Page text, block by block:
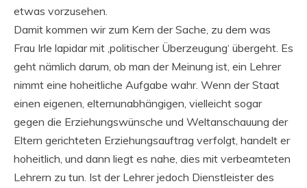
etwas vorzusehen.
Damit kommen wir zum Kern der Sache, zu dem was
Frau Irle lapidar mit ‚politischer Überzeugung‘ übergeht. Es
geht nämlich darum, ob man der Meinung ist, ein Lehrer
nimmt eine hoheitliche Aufgabe wahr. Wenn der Staat
einen eigenen, elternunabhängigen, vielleicht sogar
gegen die Erziehungswünsche und Weltanschauung der
Eltern gerichteten Erziehungsauftrag verfolgt, handelt er
hoheitlich, und dann liegt es nahe, dies mit verbeamteten
Lehrern zu tun. Ist der Lehrer jedoch Dienstleister des